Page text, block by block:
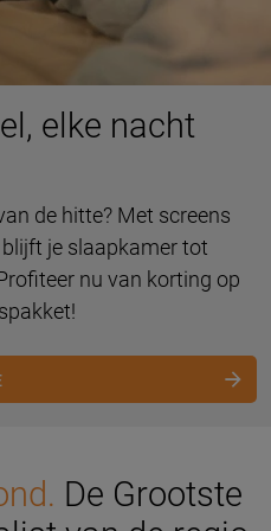
elke nacht
de hitte? Met screens
je slaapkamer tot
nu van korting op
De Grootste